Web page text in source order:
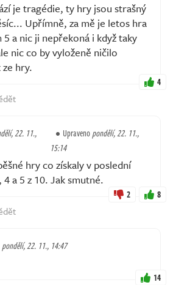
je tragédie, ty hry jsou strašný
Upřímně, za mě je letos hra
a nic ji nepřekoná i když taky
nic co by vyloženě ničilo
hry.
4
22. 11.,
Upravenopondělí, 22. 11.,
15:14
hry co získaly v poslední
a 5 z 10. Jak smutné.
2 8
pondělí, 22. 11., 14:47
14